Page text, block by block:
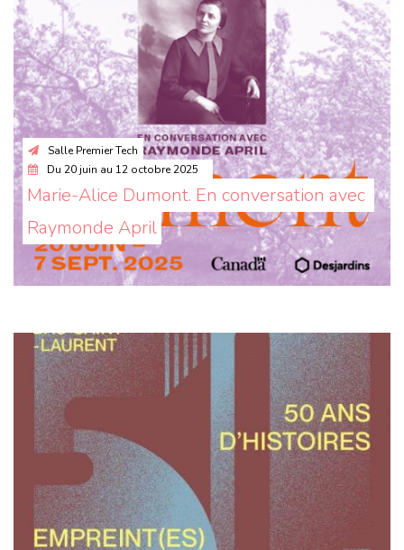
Salle Premier Tech
Du 20 juin au 12 octobre 2025
Marie-Alice Dumont. En conversation avec
Raymonde April